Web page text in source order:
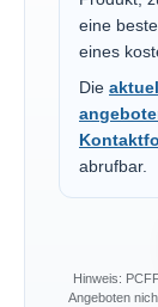
eine
eines
Die
abrufbar.
Hinweis:
Angeboten